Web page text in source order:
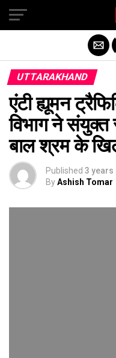
UTTARAKHAND
एंटी ह्यूमन
विभाग ने
बाल श्रम के
Published 3 years
ByAshish Tomar
Exit